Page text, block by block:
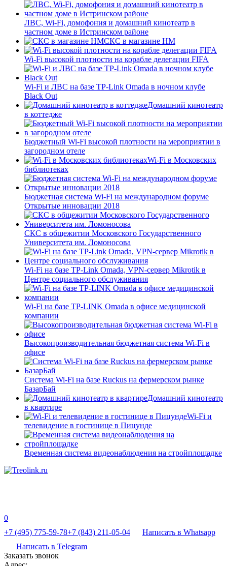
ЛВС, Wi-Fi, домофония и домашний кинотеатр в
частном доме в Истринском районе
СКС в магазине HM
Wi-Fi высокой плотности на корабле делегации FIFA
Wi-Fi и ЛВС на базе TP-Link Omada в ночном клубе
Black Out
Домашний кинотеатр
в коттедже
Бюджетный Wi-Fi высокой плотности на мероприятии в
загородном отеле
Wi-Fi в Московских
библиотеках
Бюджетная система Wi-Fi на международном форуме
Открытые инновации 2018
СКС в общежитии Московского Государственного
Университета им. Ломоносова
Wi-Fi на базе TP-Link Omada, VPN-сервер Mikrotik в
Центре социального обслуживания
Wi-Fi на базе TP-LINK Omada в офисе медицинской
компании
Высокопроизводительная бюджетная система Wi-Fi в
офисе
Система Wi-Fi на базе Ruckus на фермерском рынке
БазарБай
Домашний кинотеатр
в квартире
Wi-Fi и
телевидение в гостинице в Пицунде
Временная система видеонаблюдения на стройплощадке
0
+7 (495) 775-59-78+7 (843) 211-05-04
Написать в Whatsapp
Написать в Telegram
Заказать звонок